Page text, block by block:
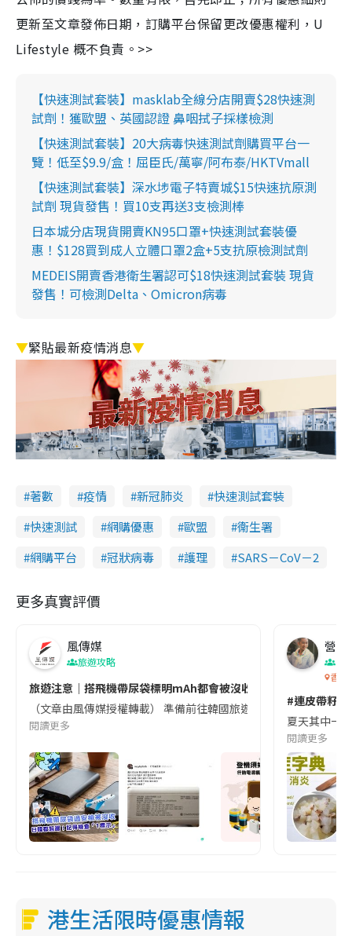
更新至文章發佈日期，訂購平台保留更改優惠權利，U
Lifestyle 概不負責。>>
【快速測試套裝】masklab全線分店開賣$28快速測
試劑！獲歐盟、英國認證 鼻咽拭子採樣檢測
【快速測試套裝】20大病毒快速測試劑購買平台一
覽！低至$9.9/盒！屈臣氏/萬寧/阿布泰/HKTVmall
【快速測試套裝】深水埗電子特賣城$15快速抗原測
試劑 現貨發售！買10支再送3支檢測棒
日本城分店現貨開賣KN95口罩+快速測試套裝優
惠！$128買到成人立體口罩2盒+5支抗原檢測試劑
MEDEIS開賣香港衛生署認可$18快速測試套裝 現貨
發售！可檢測Delta、Omicron病毒
▼緊貼最新疫情消息▼
著數 疫情 新冠肺炎
快速測試套裝
快速測試
網購優惠 歐盟
衞生署
網購平台
冠狀病毒 護理 SARS－CoV－2
更多真實評價
風傳媒
旅遊攻略
旅遊注意｜搭飛機帶尿袋標明mAh都會被沒收😱出發前切記檢查
（文章由風傳媒授權轉載） 準備前往韓國旅遊的民眾，近期要
閱讀更多
營養
香港
#連皮帶籽
夏天其中一
閱讀更多
港生活限時優惠情報